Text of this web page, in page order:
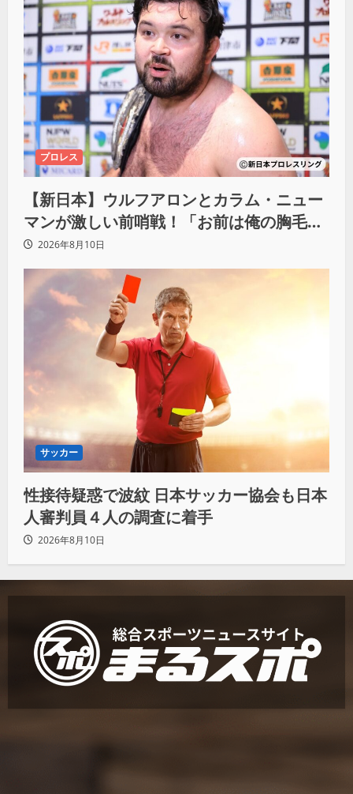
プロレス
【新日本】ウルフアロンとカラム・ニュー
マンが激しい前哨戦！「お前は俺の胸毛に
カラム(絡む)小バエと一緒だ」
2026年8月10日
サッカー
性接待疑惑で波紋 日本サッカー協会も日本
人審判員４人の調査に着手
2026年8月10日